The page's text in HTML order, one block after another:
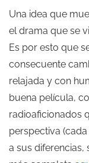
Una idea que
el drama que se
Es por esto que
consecuente
relajada y con
buena película,
radioaficionados
perspectiva
a sus diferencias,